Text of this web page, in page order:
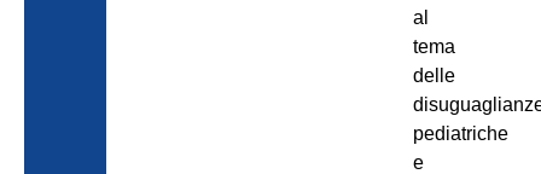
al
tema
delle
pediatriche
e